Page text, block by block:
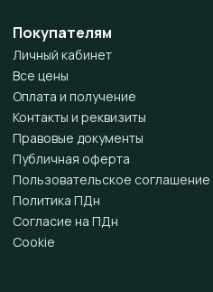
Покупателям
Личный кабинет
Все цены
Оплата и получение
Контакты и реквизиты
Правовые документы
Публичная оферта
Пользовательское соглашение
Политика ПДн
Согласие на ПДн
Cookie